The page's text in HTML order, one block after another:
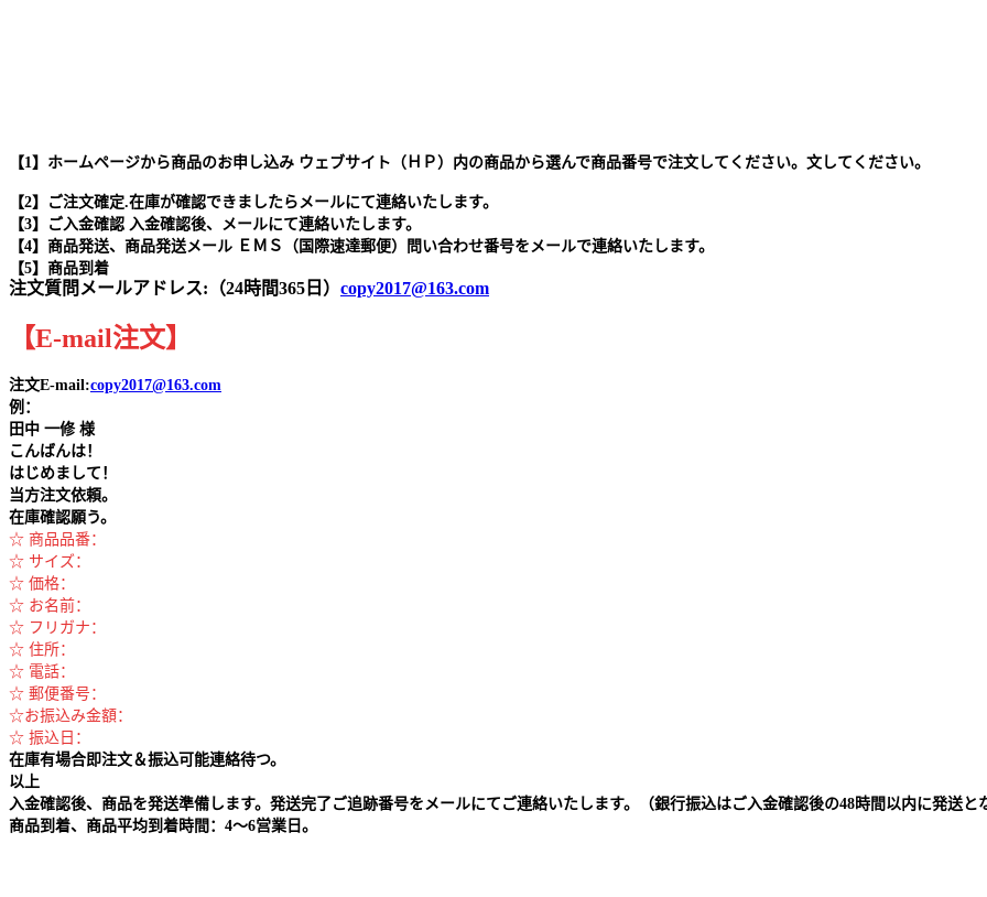
【1】ホームページから商品のお申し込み ウェブサイト（ＨＰ）内の商品から選んで商品番号で注文してください。文してください。
【2】ご注文確定.在庫が確認できましたらメールにて連絡いたします。
【3】ご入金確認 入金確認後、メールにて連絡いたします。
【4】商品発送、商品発送メール ＥＭＳ（国際速達郵便）問い合わせ番号をメールで連絡いたします。
【5】商品到着
注文質問メールアドレス:（24時間365日） copy2017@163.com
【E-mail注文】
注文E-mail:copy2017@163.com
例：
田中 一修 様
こんばんは！
はじめまして！
当方注文依頼。
在庫確認願う。
☆ 商品品番：
☆ サイズ：
☆ 価格：
☆ お名前：
☆ フリガナ：
☆ 住所：
☆ 電話：
☆ 郵便番号：
☆お振込み金額：
☆ 振込日：
在庫有場合即注文＆振込可能連絡待つ。
以上
入金確認後、商品を発送準備します。発送完了ご追跡番号をメールにてご連絡いたします。（銀行振込はご入金確認後の48時間以内に発送と
商品到着、商品平均到着時間：4～6営業日。